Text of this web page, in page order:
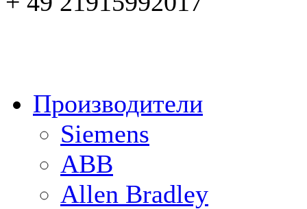
Производители
Siemens
ABB
Allen Bradley